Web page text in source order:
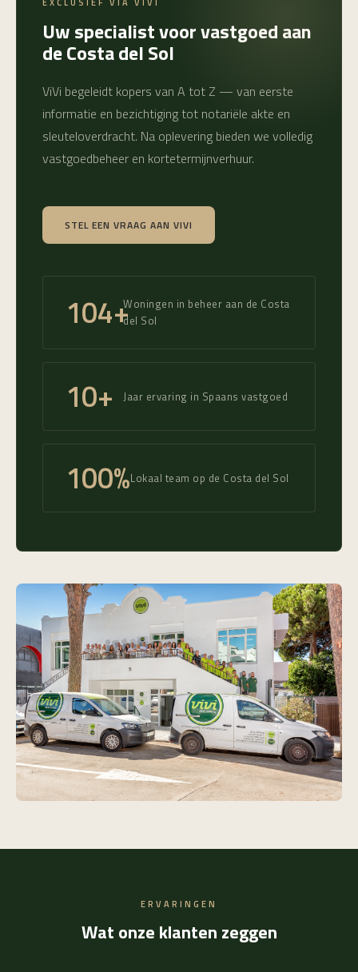
EXCLUSIEF VIA VIVI
Uw specialist voor vastgoed aan
de Costa del Sol
ViVi begeleidt kopers van A tot Z — van eerste
informatie en bezichtiging tot notariële akte en
sleuteloverdracht. Na oplevering bieden we volledig
vastgoedbeheer en kortetermijnverhuur.
STEL EEN VRAAG AAN VIVI
160+Woningen in beheer aan de Costa
del Sol
10+ Jaar ervaring in Spaans vastgoed
100%Lokaal team op de Costa del Sol
ERVARINGEN
Wat onze klanten zeggen